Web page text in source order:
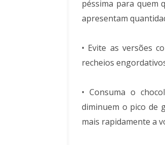
péssima para quem
apresentam
• Evite as versões
recheios
• Consuma o
diminuem o pico de
mais rapidamente a